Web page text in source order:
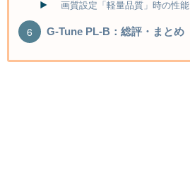
画質設定「軽量品質」時の性能
G-Tune PL-B：総評・まとめ